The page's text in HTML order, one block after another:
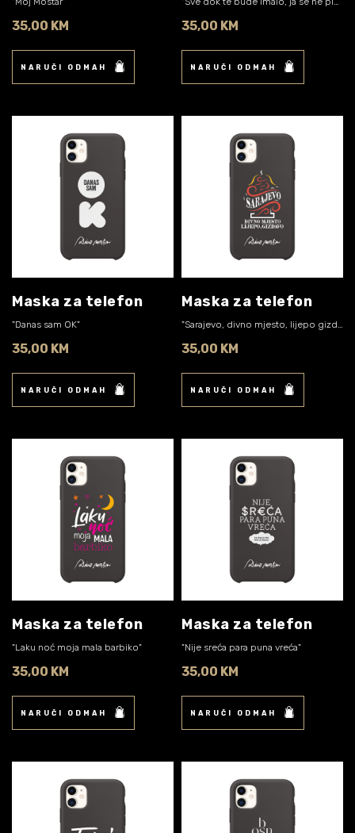
35,00 KM
NARUČI ODMAH
35,00 KM
NARUČI ODMAH
Maska za telefon
"Danas sam OK"
35,00 KM
NARUČI ODMAH
Maska za telefon
"Sarajevo, divno mjesto, lijepo gizdavo"
35,00 KM
NARUČI ODMAH
Maska za telefon
"Laku noć moja mala barbiko"
35,00 KM
NARUČI ODMAH
Maska za telefon
"Nije sreća para puna vreća"
35,00 KM
NARUČI ODMAH